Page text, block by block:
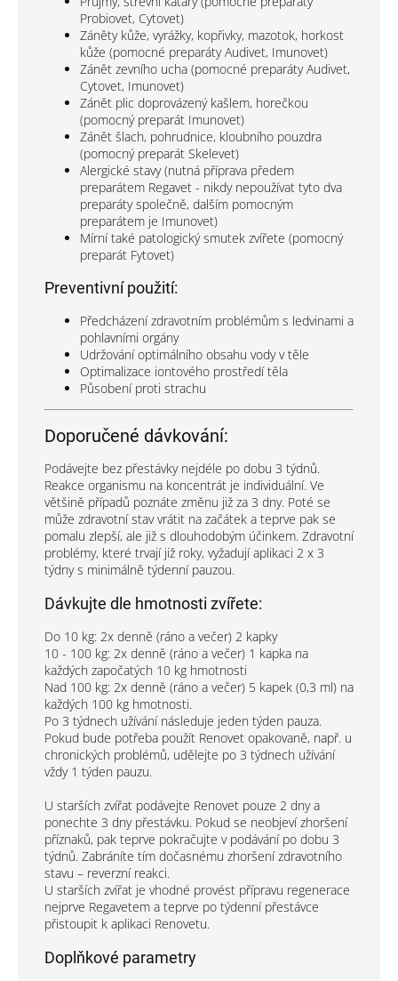
Probiovet, Cytovet)
Záněty kůže, vyrážky, kopřivky, mazotok, horkost
kůže (pomocné preparáty Audivet, Imunovet)
Zánět zevního ucha (pomocné preparáty Audivet,
Cytovet, Imunovet)
Zánět plic doprovázený kašlem, horečkou
(pomocný preparát Imunovet)
Zánět šlach, pohrudnice, kloubního pouzdra
(pomocný preparát Skelevet)
Alergické stavy (nutná příprava předem
preparátem Regavet - nikdy nepoužívat tyto dva
preparáty společně, dalším pomocným
preparátem je Imunovet)
Mírní také patologický smutek zvířete (pomocný
preparát Fytovet)
Preventivní použití:
Předcházení zdravotním problémům s ledvinami a
pohlavními orgány
Udržování optimálního obsahu vody v těle
Optimalizace iontového prostředí těla
Působení proti strachu
Doporučené dávkování:
Podávejte bez přestávky nejdéle po dobu 3 týdnů.
Reakce organismu na koncentrát je individuální. Ve
většině případů poznáte změnu již za 3 dny. Poté se
může zdravotní stav vrátit na začátek a teprve pak se
pomalu zlepší, ale již s dlouhodobým účinkem. Zdravotní
problémy, které trvají již roky, vyžadují aplikaci 2 x 3
týdny s minimálně týdenní pauzou.
Dávkujte dle hmotnosti zvířete:
Do 10 kg: 2x denně (ráno a večer) 2 kapky
10 - 100 kg: 2x denně (ráno a večer) 1 kapka na
každých započatých 10 kg hmotnosti
Nad 100 kg: 2x denně (ráno a večer) 5 kapek (0,3 ml) na
každých 100 kg hmotnosti.
Po 3 týdnech užívání následuje jeden týden pauza.
Pokud bude potřeba použít Renovet opakovaně, např. u
chronických problémů, udělejte po 3 týdnech užívání
vždy 1 týden pauzu.
U starších zvířat podávejte Renovet pouze 2 dny a
ponechte 3 dny přestávku. Pokud se neobjeví zhoršení
příznaků, pak teprve pokračujte v podávání po dobu 3
týdnů. Zabráníte tím dočasnému zhoršení zdravotního
stavu – reverzní reakci.
U starších zvířat je vhodné provést přípravu regenerace
nejprve Regavetem a teprve po týdenní přestávce
přistoupit k aplikaci Renovetu.
Doplňkové parametry